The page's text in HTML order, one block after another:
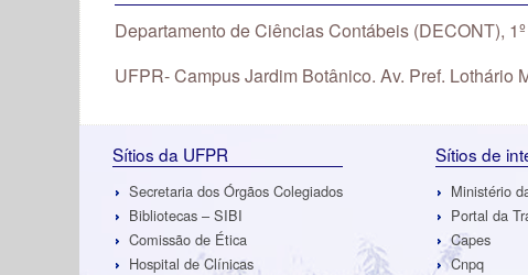
Departamento de Ciências Contábeis (DECONT),
UFPR- Campus Jardim Botânico. Av. Pref. Lothário
Sítios da UFPR
Secretaria dos Órgãos Colegiados
Bibliotecas – SIBI
Comissão de Ética
Hospital de Clínicas
Sítios de
Ministério
Portal da
Capes
Cnpq